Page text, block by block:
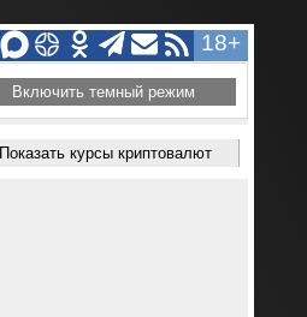
18+
Включить темный режим
Показать курсы криптовалют